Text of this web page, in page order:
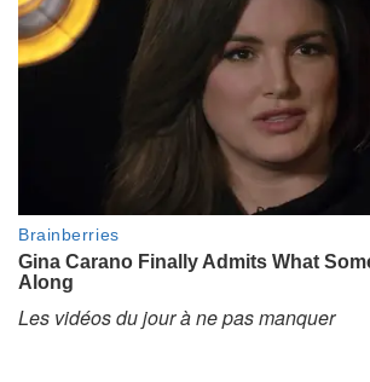
Les vidéos du jour à ne pas manquer